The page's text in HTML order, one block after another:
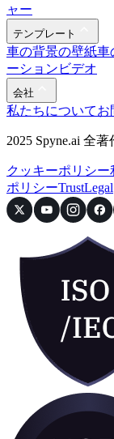
デモンストレーシ
ビデオ制作
題ありませ
特別な機材や専門
能を強調し、コ
な自動車プロモー
デモを予約する